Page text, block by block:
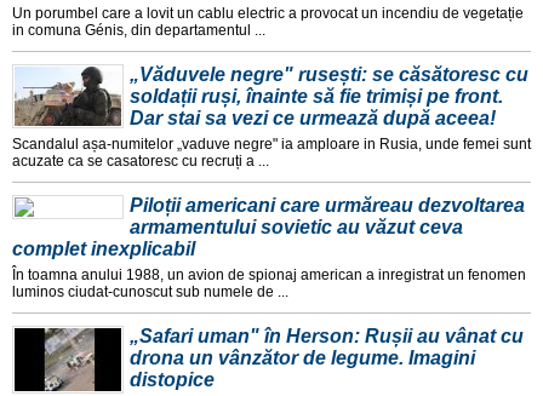
Un porumbel care a lovit un cablu electric a provocat un incendiu de vegetație
in comuna Génis, din departamentul ...
„Văduvele negre" rusești: se căsătoresc cu
soldații ruși, înainte să fie trimiși pe front.
Dar stai sa vezi ce urmează după aceea!
Scandalul așa-numitelor „vaduve negre" ia amploare in Rusia, unde femei sunt
acuzate ca se casatoresc cu recruți a ...
Piloții americani care urmăreau dezvoltarea
armamentului sovietic au văzut ceva
complet inexplicabil
În toamna anului 1988, un avion de spionaj american a inregistrat un fenomen
luminos ciudat-cunoscut sub numele de ...
„Safari uman" în Herson: Rușii au vânat cu
drona un vânzător de legume. Imagini
distopice